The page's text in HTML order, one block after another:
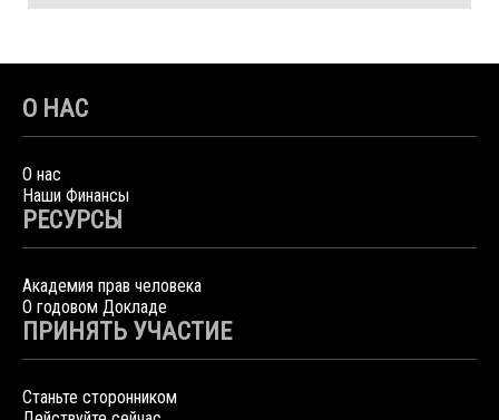
О НАС
О нас
Наши Финансы
РЕСУРСЫ
Академия прав человека
О годовом Докладе
ПРИНЯТЬ УЧАСТИЕ
Станьте сторонником